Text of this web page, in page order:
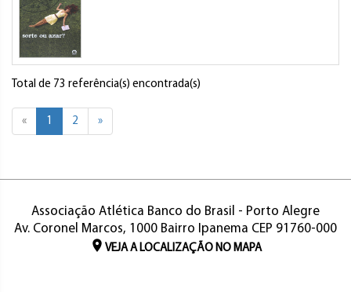
Total de 73 referência(s) encontrada(s)
« 1 2 »
Associação Atlética Banco do Brasil - Porto Alegre
Av. Coronel Marcos, 1000 Bairro Ipanema CEP 91760-000
VEJA A LOCALIZAÇÃO NO MAPA